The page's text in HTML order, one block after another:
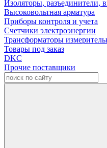
Изоляторы, разъединители,
Высоковольтная арматура
Приборы контроля и учета
Счетчики электроэнергии
Трансформаторы
Товары под заказ
DKC
Прочие поставщики